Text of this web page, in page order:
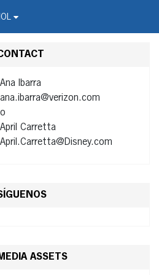
Ana Ibarra
ana.ibarra@verizon.com
o
April Carretta
April.Carretta@Disney.com
ASSETS